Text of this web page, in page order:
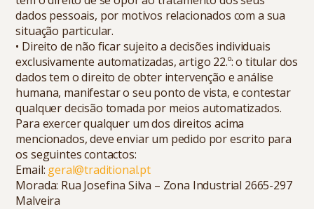
dados pessoais, por motivos relacionados com a sua
situação particular.
• Direito de não ficar sujeito a decisões individuais
exclusivamente automatizadas, artigo 22.º: o titular dos
dados tem o direito de obter intervenção e análise
humana, manifestar o seu ponto de vista, e contestar
qualquer decisão tomada por meios automatizados.
Para exercer qualquer um dos direitos acima
mencionados, deve enviar um pedido por escrito para
os seguintes contactos:
Email: geral@traditional.pt
Morada: Rua Josefina Silva – Zona Industrial 2665-297
Malveira